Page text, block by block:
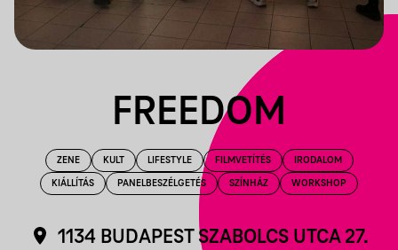
FREEDOM
ZENE KULT LIFESTYLE FILMVETÍTÉS IRODALOM
KIÁLLÍTÁS PANELBESZÉLGETÉS SZÍNHÁZ WORKSHOP
1134 BUDAPEST SZABOLCS UTCA 27.